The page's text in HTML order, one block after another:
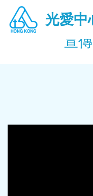
光愛中心光愛中心光愛
惠慈惠慈惠
光愛中
宣